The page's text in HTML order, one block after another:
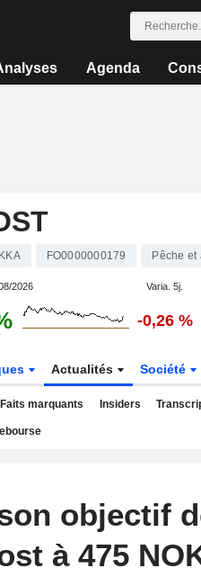
Agenda
FO0000000179 Pêche et
2026 Varia. 5j.
-0,26 %
Actualités Société
Faits marquants Insiders
objectif
à 475